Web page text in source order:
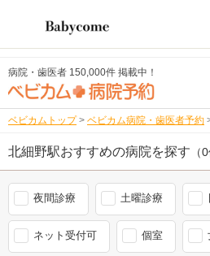
病院・歯医者 150,000件 掲載中！
ベビカムトップ > ベビカム病院・歯医者予約
北細野駅おすすめの病院を探す （
夜間診療 土曜診療
ネット受付可 個室